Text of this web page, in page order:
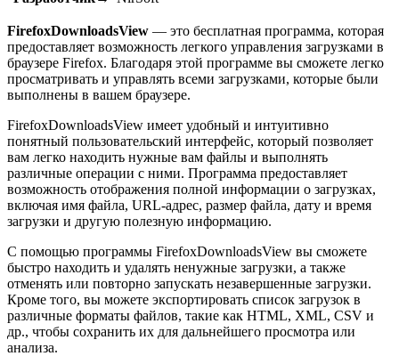
FirefoxDownloadsView — это бесплатная программа, которая
предоставляет возможность легкого управления загрузками в
браузере Firefox. Благодаря этой программе вы сможете легко
просматривать и управлять всеми загрузками, которые были
выполнены в вашем браузере.
FirefoxDownloadsView имеет удобный и интуитивно
понятный пользовательский интерфейс, который позволяет
вам легко находить нужные вам файлы и выполнять
различные операции с ними. Программа предоставляет
возможность отображения полной информации о загрузках,
включая имя файла, URL-адрес, размер файла, дату и время
загрузки и другую полезную информацию.
С помощью программы FirefoxDownloadsView вы сможете
быстро находить и удалять ненужные загрузки, а также
отменять или повторно запускать незавершенные загрузки.
Кроме того, вы можете экспортировать список загрузок в
различные форматы файлов, такие как HTML, XML, CSV и
др., чтобы сохранить их для дальнейшего просмотра или
анализа.